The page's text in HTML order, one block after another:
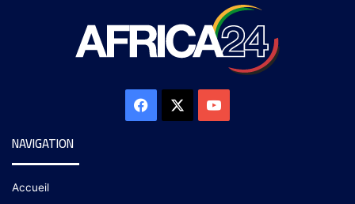
NAVIGATION
Accueil